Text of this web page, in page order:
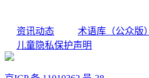
资讯动态 术语库（公众版）
儿童隐私保护声明